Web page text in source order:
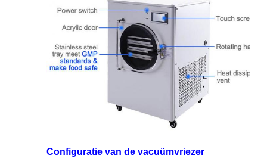
Configuratie van de vacuümvriezer